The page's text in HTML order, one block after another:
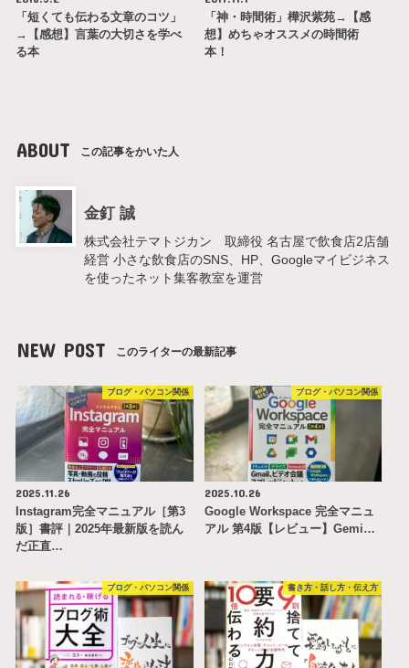
「短くても伝わる文章のコツ」
→【感想】言葉の大切さを学べ
る本
「神・時間術」樺沢紫苑→【感
想】めちゃオススメの時間術
本！
ABOUT この記事をかいた人
金釘 誠
株式会社テマトジカン 取締役 名古屋で飲食店2店舗
経営 小さな飲食店のSNS、HP、Googleマイビジネス
を使ったネット集客教室を運営
NEW POST このライターの最新記事
ブログ・パソコン関係
2025.11.26
Instagram完全マニュアル［第3
版］書評｜2025年最新版を読ん
だ正直…
ブログ・パソコン関係
2025.10.26
Google Workspace 完全マニュ
アル 第4版【レビュー】Gemi…
ブログ・パソコン関係 書き方・話し方・伝え方